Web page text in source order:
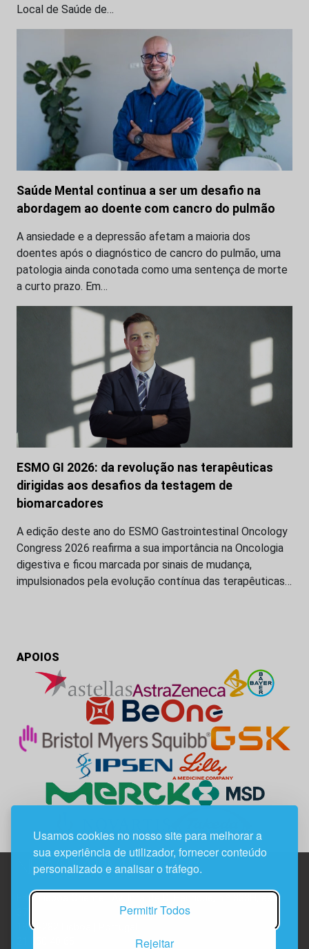
Usamos cookies no nosso site para melhorar a
sua experiência de utilizador, fornecer conteúdo
personalizado e analisar o tráfego.
Permitir Todos
Rejeitar
Local de Saúde de…
Saúde Mental continua a ser um desafio na
abordagem ao doente com cancro do pulmão
A ansiedade e a depressão afetam a maioria dos
doentes após o diagnóstico de cancro do pulmão, uma
patologia ainda conotada como uma sentença de morte
a curto prazo. Em…
ESMO GI 2026: da revolução nas terapêuticas
dirigidas aos desafios da testagem de
biomarcadores
A edição deste ano do ESMO Gastrointestinal Oncology
Congress 2026 reafirma a sua importância na Oncologia
digestiva e ficou marcada por sinais de mudança,
impulsionados pela evolução contínua das terapêuticas…
APOIOS
Edif. Lisboa Oriente | Av. Infante D. Henrique, n.º 333H, esc.
1800-282 Lisboa | Portugal